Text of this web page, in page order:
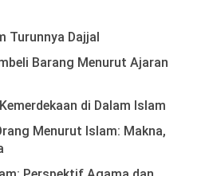
Turunnya Dajjal
Barang Menurut Ajaran
di Dalam Islam
Menurut Islam: Makna,